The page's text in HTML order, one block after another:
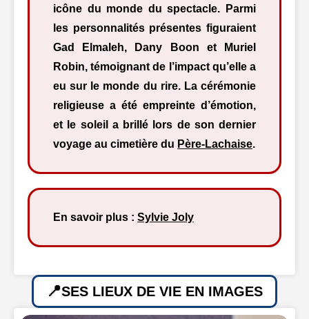
icône du monde du spectacle. Parmi
les personnalités présentes figuraient
Gad Elmaleh, Dany Boon et Muriel
Robin, témoignant de l’impact qu’elle a
eu sur le monde du rire. La cérémonie
religieuse a été empreinte d’émotion,
et le soleil a brillé lors de son dernier
voyage au cimetière du Père-Lachaise.
En savoir plus : Sylvie Joly
SES LIEUX DE VIE EN IMAGES